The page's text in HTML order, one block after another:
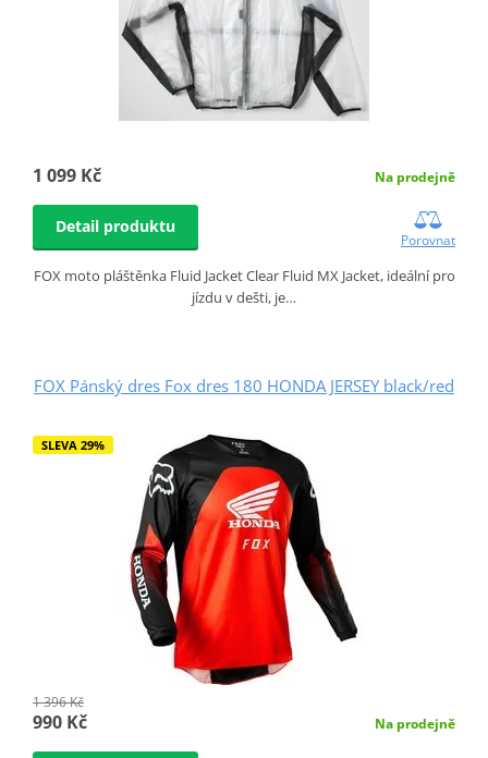
1 099 Kč Na prodejně
Detail produktu
Porovnat
FOX moto pláštěnka Fluid Jacket Clear Fluid MX Jacket, ideální pro
jízdu v dešti, je…
FOX Pánský dres Fox dres 180 HONDA JERSEY black/red
SLEVA 29%
1 396 Kč
990 Kč Na prodejně